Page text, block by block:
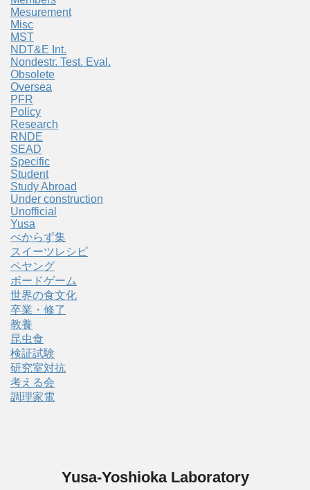
Mesurement
Misc
MST
NDT&E Int.
Nondestr. Test. Eval.
Obsolete
Oversea
PFR
Policy
Research
RNDE
SEAD
Specific
Student
Study Abroad
Under construction
Unofficial
Yusa
べからず集
スイーツレシピ
ペヤング
ボードゲーム
世界の食文化
卒業・修了
教養
昆虫食
検証試験
研究室対抗
考える会
調理家電
Yusa-Yoshioka Laboratory